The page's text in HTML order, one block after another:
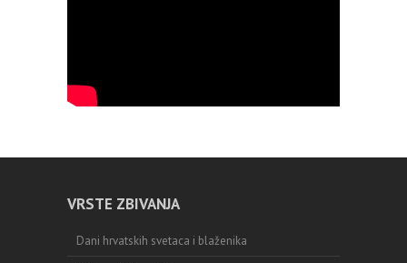
VRSTE ZBIVANJA
Dani hrvatskih svetaca i blaženika